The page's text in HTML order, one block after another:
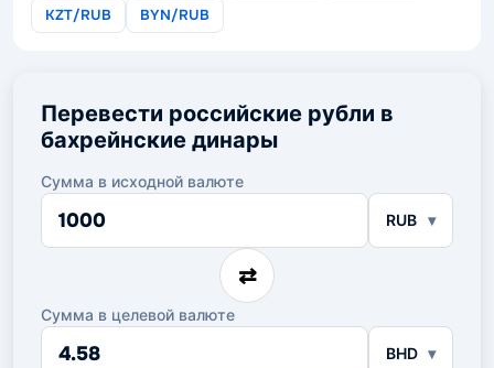
KZT/RUB
BYN/RUB
Перевести российские рубли в
бахрейнские динары
Сумма в исходной валюте
Сумма
исходной
RUB
⇄
Сумма в целевой валюте
Сумма
BHD